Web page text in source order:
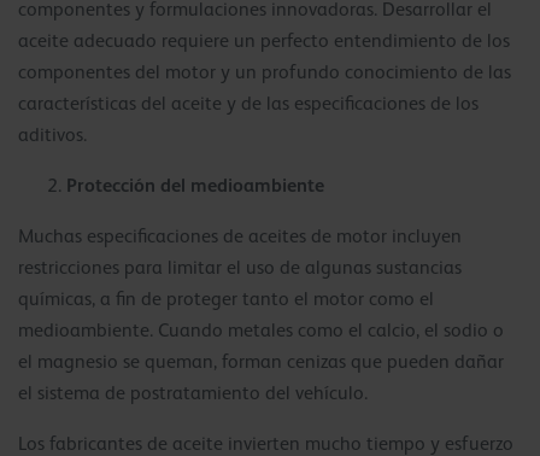
componentes y formulaciones innovadoras. Desarrollar el
aceite adecuado requiere un perfecto entendimiento de los
componentes del motor y un profundo conocimiento de las
características del aceite y de las especificaciones de los
aditivos.
Protección del medioambiente
Muchas especificaciones de aceites de motor incluyen
restricciones para limitar el uso de algunas sustancias
químicas, a fin de proteger tanto el motor como el
medioambiente. Cuando metales como el calcio, el sodio o
el magnesio se queman, forman cenizas que pueden dañar
el sistema de postratamiento del vehículo.
Los fabricantes de aceite invierten mucho tiempo y esfuerzo